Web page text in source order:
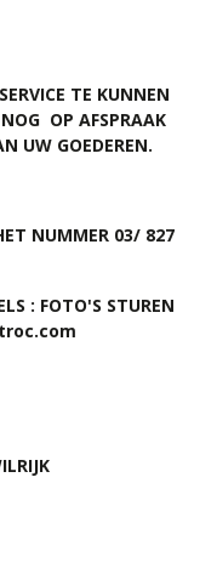
TE KUNNEN
OP AFSPRAAK
UW GOEDEREN.
NUMMER 03/ 827
: FOTO'S STUREN